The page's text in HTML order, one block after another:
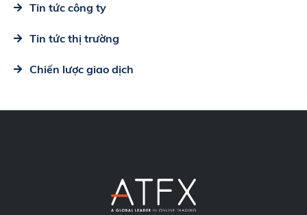
Tin tức công ty
Tin tức thị trường
Chiến lược giao dịch